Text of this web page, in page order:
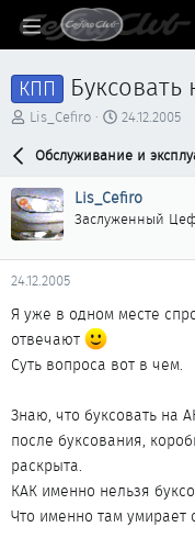
КПП
А
р
т
е
м
ы
Lis_Cefiro
Д
т
н
а
а
24.12.2005
Обслуживание и
Lis_Cefiro
Заслуженный
24.12.2005
Я уже в одном месте
отвечают
Суть вопроса вот в чем.
Знаю, что буксовать на
после буксования,
раскрыта.
КАК именно нельзя
Что именно там умирает